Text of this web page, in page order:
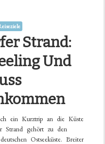
Strand:
Und
ein Kurztrip an die Küste
Strand gehört zu den
Ostseeküste. Breiter